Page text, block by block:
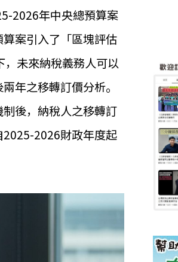
2026年中央總預算案
案引入了「區塊評估
，未來納稅義務人可以
年之移轉訂價分析。
後，納稅人之移轉訂
2026財政年度起